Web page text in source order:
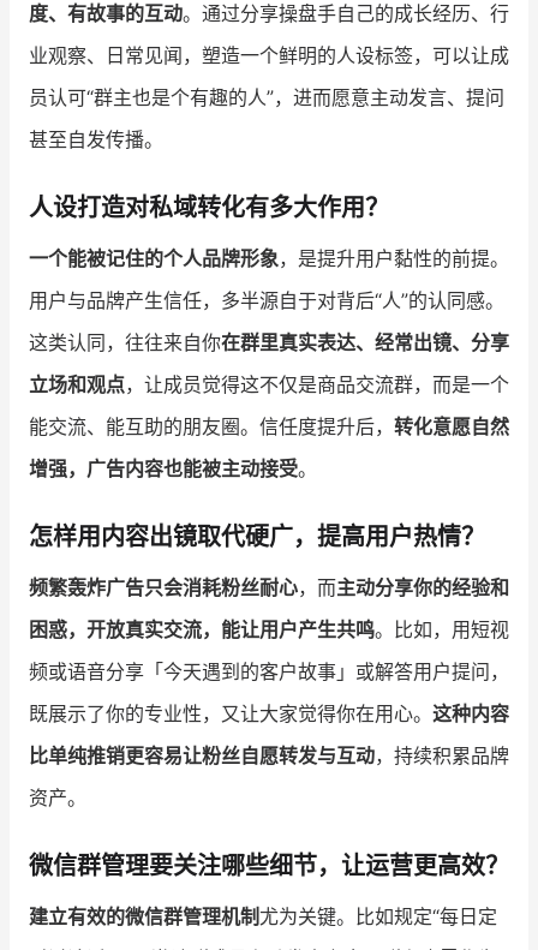
合作共进
入驻有赞
认证服务商 设计服务商
有赞云 数据通服务
度、有故事的互动。通过分享操盘手自己的成长经历、行
业观察、日常见闻，塑造一个鲜明的人设标签，可以让成
员认可“群主也是个有趣的人”，进而愿意主动发言、提问
甚至自发传播。
人设打造对私域转化有多大作用？
一个能被记住的个人品牌形象，是提升用户黏性的前提。
用户与品牌产生信任，多半源自于对背后“人”的认同感。
这类认同，往往来自你在群里真实表达、经常出镜、分享
立场和观点，让成员觉得这不仅是商品交流群，而是一个
能交流、能互助的朋友圈。信任度提升后， 转化意愿自然
增强，广告内容也能被主动接受。
怎样用内容出镜取代硬广，提高用户热情？
频繁轰炸广告只会消耗粉丝耐心，而主动分享你的经验和
困惑，开放真实交流，能让用户产生共鸣。比如，用短视
频或语音分享「今天遇到的客户故事」或解答用户提问，
既展示了你的专业性，又让大家觉得你在用心。 这种内容
比单纯推销更容易让粉丝自愿转发与互动，持续积累品牌
资产。
微信群管理要关注哪些细节，让运营更高效？
建立有效的微信群管理机制尤为关键。比如规定“每日定